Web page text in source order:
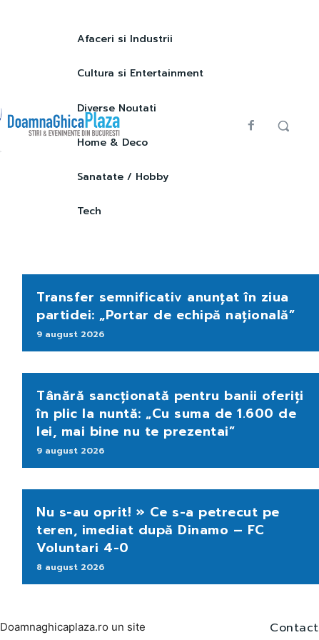
Afaceri si Industrii
Cultura si Entertainment
Diverse Noutati
Home & Deco
Sanatate / Hobby
Tech
Transfer semnificativ anunțat în ziua
partidei: „Portar de echipă națională”
9 august 2026
Tânără sancționată pentru banii oferiți
în plic la nuntă: „Cu suma de 1.600 de
lei, mai bine nu te prezentai”
9 august 2026
Nu s-au oprit! » Ce s-a petrecut pe
teren, imediat după Dinamo – FC
Voluntari 4-0
8 august 2026
Doamnaghicaplaza.ro un site
Contact